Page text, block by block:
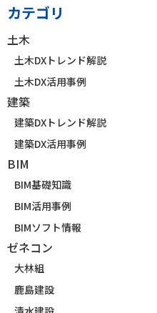
カテゴリ
土木
土木DXトレンド解説
土木DX活用事例
建築
建築DXトレンド解説
建築DX活用事例
BIM
BIM基礎知識
BIM活用事例
BIMソフト情報
ゼネコン
大林組
鹿島建設